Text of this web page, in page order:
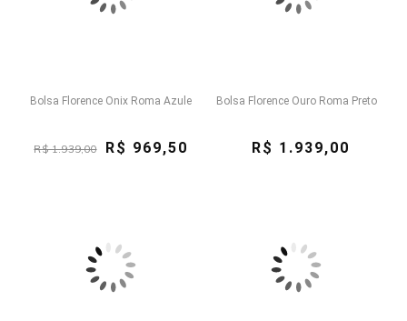
Bolsa Florence Onix Roma Azule
R$ 1.939,00 R$ 969,50
Bolsa Florence Ouro Roma Preto
R$ 1.939,00